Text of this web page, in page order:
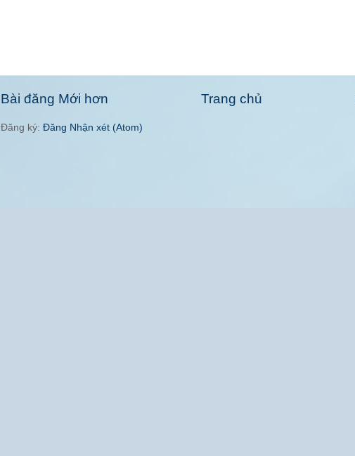
Bài đăng Mới hơn Trang chủ
Đăng ký: Đăng Nhận xét (Atom)